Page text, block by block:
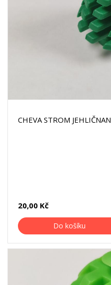
CHEVA STROM JEHLIČNAN
20,00 Kč
Do košíku